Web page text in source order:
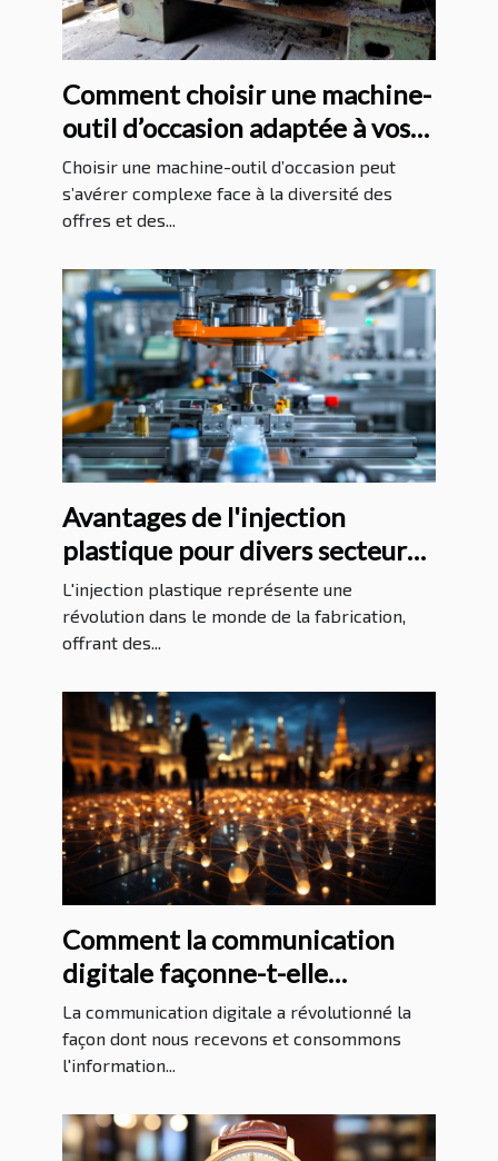
Comment choisir une machine-
outil d’occasion adaptée à vos
besoins ?
Choisir une machine-outil d’occasion peut
s’avérer complexe face à la diversité des
offres et des...
Avantages de l'injection
plastique pour divers secteurs
industriels
L'injection plastique représente une
révolution dans le monde de la fabrication,
offrant des...
Comment la communication
digitale façonne-t-elle
l'information internationale?
La communication digitale a révolutionné la
façon dont nous recevons et consommons
l'information...